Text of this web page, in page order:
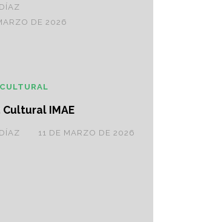
DE 2026
IMAE
11 DE MARZO DE 2026